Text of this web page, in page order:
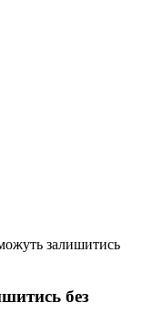
залишитись
без